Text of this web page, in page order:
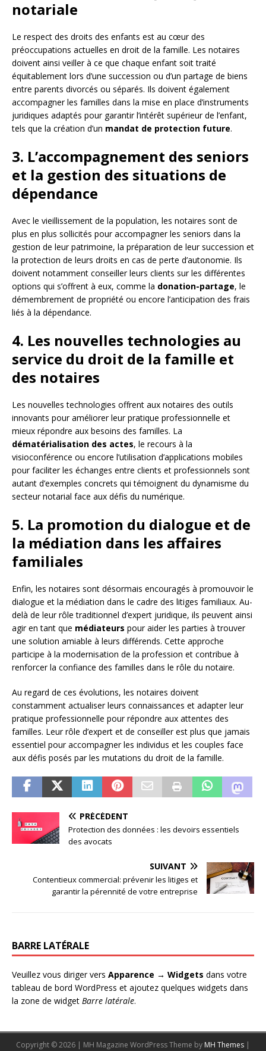
notariale
Le respect des droits des enfants est au cœur des
préoccupations actuelles en droit de la famille. Les notaires
doivent ainsi veiller à ce que chaque enfant soit traité
équitablement lors d’une succession ou d’un partage de biens
entre parents divorcés ou séparés. Ils doivent également
accompagner les familles dans la mise en place d’instruments
juridiques adaptés pour garantir l’intérêt supérieur de l’enfant,
tels que la création d’un mandat de protection future.
3. L’accompagnement des seniors
et la gestion des situations de
dépendance
Avec le vieillissement de la population, les notaires sont de
plus en plus sollicités pour accompagner les seniors dans la
gestion de leur patrimoine, la préparation de leur succession et
la protection de leurs droits en cas de perte d’autonomie. Ils
doivent notamment conseiller leurs clients sur les différentes
options qui s’offrent à eux, comme la donation-partage, le
démembrement de propriété ou encore l’anticipation des frais
liés à la dépendance.
4. Les nouvelles technologies au
service du droit de la famille et
des notaires
Les nouvelles technologies offrent aux notaires des outils
innovants pour améliorer leur pratique professionnelle et
mieux répondre aux besoins des familles. La
dématérialisation des actes, le recours à la
visioconférence ou encore l’utilisation d’applications mobiles
pour faciliter les échanges entre clients et professionnels sont
autant d’exemples concrets qui témoignent du dynamisme du
secteur notarial face aux défis du numérique.
5. La promotion du dialogue et de
la médiation dans les affaires
familiales
Enfin, les notaires sont désormais encouragés à promouvoir le
dialogue et la médiation dans le cadre des litiges familiaux. Au-
delà de leur rôle traditionnel d’expert juridique, ils peuvent ainsi
agir en tant que médiateurs pour aider les parties à trouver
une solution amiable à leurs différends. Cette approche
participe à la modernisation de la profession et contribue à
renforcer la confiance des familles dans le rôle du notaire.
Au regard de ces évolutions, les notaires doivent
constamment actualiser leurs connaissances et adapter leur
pratique professionnelle pour répondre aux attentes des
familles. Leur rôle d’expert et de conseiller est plus que jamais
essentiel pour accompagner les individus et les couples face
aux défis posés par les mutations du droit de la famille.
PRÉCÉDENT
Protection des données : les devoirs essentiels
des avocats
SUIVANT
Contentieux commercial: prévenir les litiges et
garantir la pérennité de votre entreprise
BARRE LATÉRALE
Veuillez vous diriger vers Apparence → Widgets dans votre
tableau de bord WordPress et ajoutez quelques widgets dans
la zone de widget Barre latérale.
Copyright © 2026 | MH Magazine WordPress Theme by MH Themes |